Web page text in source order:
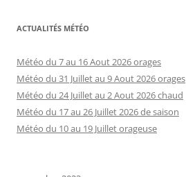
ACTUALITÉS MÉTÉO
Météo du 7 au 16 Aout 2026 orages
Météo du 31 Juillet au 9 Aout 2026 orages
Météo du 24 Juillet au 2 Aout 2026 chaud
Météo du 17 au 26 Juillet 2026 de saison
Météo du 10 au 19 Juillet orageuse